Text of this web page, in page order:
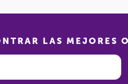
LAS MEJORES